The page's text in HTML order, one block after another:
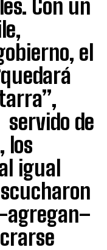
Con un
el
de
los
igual